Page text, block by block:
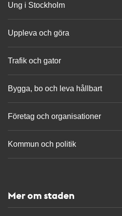
Ung i Stockholm
Uppleva och göra
Trafik och gator
Bygga, bo och leva hållbart
Företag och organisationer
Kommun och politik
Mer om staden